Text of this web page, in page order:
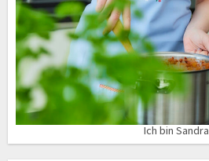
Ich bin Sandra